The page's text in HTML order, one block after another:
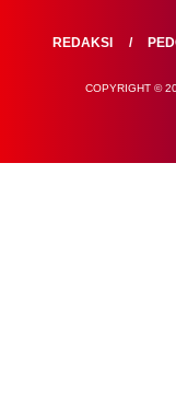
REDAKSI
COPYRIGHT ©